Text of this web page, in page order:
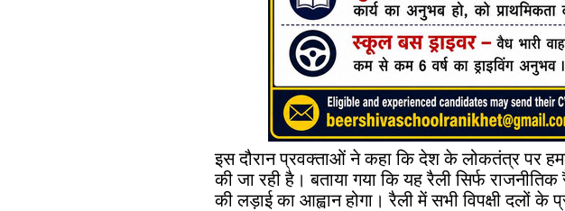
इस दौरान प्रवक्ताओं ने कहा कि देश के लोकतंत्र पर
की जा रही है। बताया गया कि यह रैली सिर्फ
की लड़ाई का आह्वान होगा। रैली में सभी विपक्षी दलों के